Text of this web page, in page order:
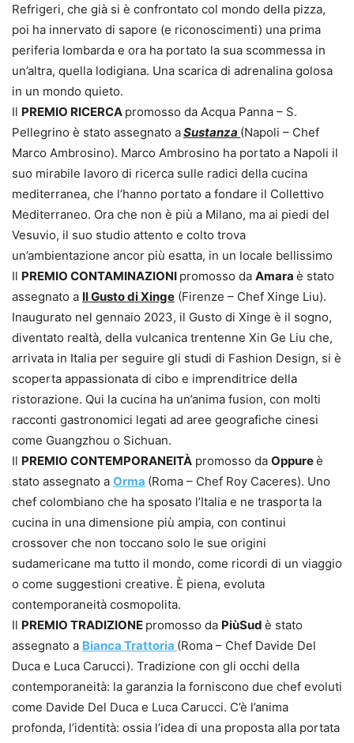
Refrigeri, che già si è confrontato col mondo della pizza,
poi ha innervato di sapore (e riconoscimenti) una prima
periferia lombarda e ora ha portato la sua scommessa in
un’altra, quella lodigiana. Una scarica di adrenalina golosa
in un mondo quieto.
Il PREMIO RICERCA promosso da Acqua Panna – S.
Pellegrino è stato assegnato aSustanza (Napoli – Chef
Marco Ambrosino). Marco Ambrosino ha portato a Napoli il
suo mirabile lavoro di ricerca sulle radici della cucina
mediterranea, che l’hanno portato a fondare il Collettivo
Mediterraneo. Ora che non è più a Milano, ma ai piedi del
Vesuvio, il suo studio attento e colto trova
un’ambientazione ancor più esatta, in un locale bellissimo
Il PREMIO CONTAMINAZIONI promosso da Amara è stato
assegnato a Il Gusto di Xinge (Firenze – Chef Xinge Liu).
Inaugurato nel gennaio 2023, il Gusto di Xinge è il sogno,
diventato realtà, della vulcanica trentenne Xin Ge Liu che,
arrivata in Italia per seguire gli studi di Fashion Design, si è
scoperta appassionata di cibo e imprenditrice della
ristorazione. Qui la cucina ha un’anima fusion, con molti
racconti gastronomici legati ad aree geografiche cinesi
come Guangzhou o Sichuan.
Il PREMIO CONTEMPORANEITÀ promosso da Oppureè
stato assegnato a Orma (Roma – Chef Roy Caceres). Uno
chef colombiano che ha sposato l’Italia e ne trasporta la
cucina in una dimensione più ampia, con continui
crossover che non toccano solo le sue origini
sudamericane ma tutto il mondo, come ricordi di un viaggio
o come suggestioni creative. È piena, evoluta
contemporaneità cosmopolita.
Il PREMIO TRADIZIONE promosso da PiùSud è stato
assegnato a Bianca Trattoria (Roma – Chef Davide Del
Duca e Luca Carucci). Tradizione con gli occhi della
contemporaneità: la garanzia la forniscono due chef evoluti
come Davide Del Duca e Luca Carucci. C’è l’anima
profonda, l’identità: ossia l’idea di una proposta alla portata